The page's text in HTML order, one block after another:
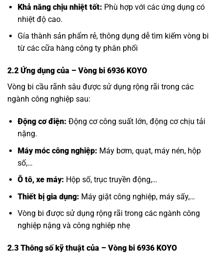
Khả năng chịu nhiệt tốt: Phù hợp với các ứng dụng có
nhiệt độ cao.
Gía thành sản phẩm rẻ, thông dụng dễ tìm kiếm vòng bi
từ các cữa hàng công ty phân phối
2.2 Ứng dụng của – Vòng bi 6936 KOYO
Vòng bi cầu rãnh sâu được sử dụng rộng rãi trong các
ngành công nghiệp sau:
Động cơ điện: Động cơ công suất lớn, động cơ chịu tải
nặng.
Máy móc công nghiệp: Máy bơm, quạt, máy nén, hộp
số,…
Ô tô, xe máy: Hộp số, trục truyền động,…
Thiết bị gia dụng: Máy giặt công nghiệp, máy sấy,…
Vòng bi được sử dụng rộng rãi trong các ngành công
nghiệp nậng và công nghiêp nhẹ
2.3 Thông số kỹ thuật của – Vòng bi 6936 KOYO